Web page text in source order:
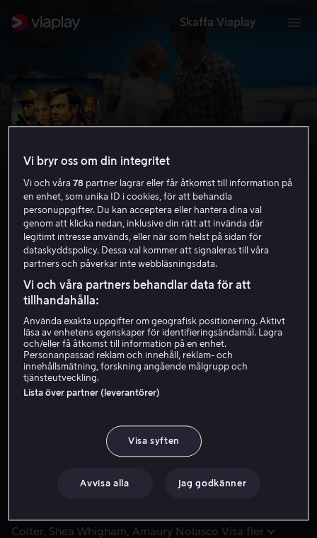
Skaffa Viaplay
South of Heaven
15 år
Hyr 49 kr
Efter tolv år i fängelse släpps Jimmy och lovar att ge
Efter tolv år i fängelse släpps Jimmy och lovar att ge
Annie, hans barndomskärlek som är döende i cancer,
Colter Shea Whigham Amaury Nolasco Visa fler
Vi bryr oss om din integritet
Vi och våra78 partner lagrar eller får åtkomst till information på
en enhet, som unika ID i cookies, för att behandla
personuppgifter. Du kan acceptera eller hantera dina val
genom att klicka nedan, inklusive din rätt att invända där
legitimt intresse används, eller när som helst på sidan för
dataskyddspolicy. Dessa val kommer att signaleras till våra
partners och påverkar inte webbläsningsdata.
Vi och våra partners behandlar data för att
tillhandahålla:
Använda exakta uppgifter om geografisk positionering. Aktivt
läsa av enhetens egenskaper för identifieringsändamål. Lagra
och/eller få åtkomst till information på en enhet.
Personanpassad reklam och innehåll, reklam- och
innehållsmätning, forskning angående målgrupp och
tjänsteutveckling.
Lista över partner (leverantörer)
Visa syften
Avvisa alla Jag godkänner